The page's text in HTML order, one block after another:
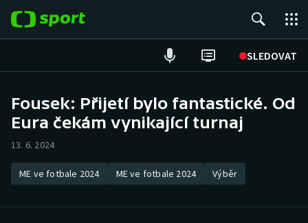
SLEDOVAT
ME v plavání
Hokej
Fousek: Přijetí bylo fantastické. Od
Eura čekám vynikající turnaj
13. 6. 2024
ME ve fotbale 2024 ME ve fotbale 2024 Výběr